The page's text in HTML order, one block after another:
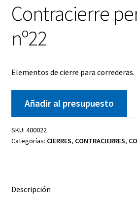
Contracierre
nº22
Elementos de cierre para correderas.
Añadir al presupuesto
SKU: 400022
Categorías: CIERRES, CONTRACIERRES,
Descripción